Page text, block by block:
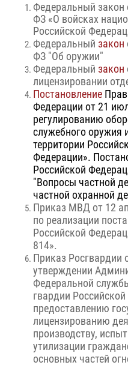
Федеральный
ФЗ «О войсках
Российской
Федеральный закон
ФЗ "Об оружии"
Федеральный закон
лицензировании
Постановление
Федерации от 21
регулированию
служебного оружия
территории
Федерации».
Российской
"Вопросы частной
частной охранной
Приказ МВД от 12
по реализации
Российской
814».
Приказ Росгвардии
утверждении
Федеральной
гвардии
предоставлению
лицензированию
производству,
утилизации
основных частей